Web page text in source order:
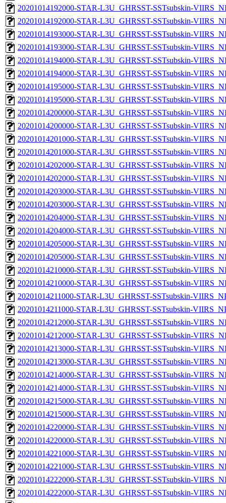
20201014192000-STAR-L3U_GHRSST-SSTsubskin-
20201014192000-STAR-L3U_GHRSST-SSTsubskin-
20201014193000-STAR-L3U_GHRSST-SSTsubskin-
20201014193000-STAR-L3U_GHRSST-SSTsubskin-
20201014194000-STAR-L3U_GHRSST-SSTsubskin-
20201014194000-STAR-L3U_GHRSST-SSTsubskin-
20201014195000-STAR-L3U_GHRSST-SSTsubskin-
20201014195000-STAR-L3U_GHRSST-SSTsubskin-
20201014200000-STAR-L3U_GHRSST-SSTsubskin-
20201014200000-STAR-L3U_GHRSST-SSTsubskin-
20201014201000-STAR-L3U_GHRSST-SSTsubskin-
20201014201000-STAR-L3U_GHRSST-SSTsubskin-
20201014202000-STAR-L3U_GHRSST-SSTsubskin-
20201014202000-STAR-L3U_GHRSST-SSTsubskin-
20201014203000-STAR-L3U_GHRSST-SSTsubskin-
20201014203000-STAR-L3U_GHRSST-SSTsubskin-
20201014204000-STAR-L3U_GHRSST-SSTsubskin-
20201014204000-STAR-L3U_GHRSST-SSTsubskin-
20201014205000-STAR-L3U_GHRSST-SSTsubskin-
20201014205000-STAR-L3U_GHRSST-SSTsubskin-
20201014210000-STAR-L3U_GHRSST-SSTsubskin-
20201014210000-STAR-L3U_GHRSST-SSTsubskin-
20201014211000-STAR-L3U_GHRSST-SSTsubskin-
20201014211000-STAR-L3U_GHRSST-SSTsubskin-
20201014212000-STAR-L3U_GHRSST-SSTsubskin-
20201014212000-STAR-L3U_GHRSST-SSTsubskin-
20201014213000-STAR-L3U_GHRSST-SSTsubskin-
20201014213000-STAR-L3U_GHRSST-SSTsubskin-
20201014214000-STAR-L3U_GHRSST-SSTsubskin-
20201014214000-STAR-L3U_GHRSST-SSTsubskin-
20201014215000-STAR-L3U_GHRSST-SSTsubskin-
20201014215000-STAR-L3U_GHRSST-SSTsubskin-
20201014220000-STAR-L3U_GHRSST-SSTsubskin-
20201014220000-STAR-L3U_GHRSST-SSTsubskin-
20201014221000-STAR-L3U_GHRSST-SSTsubskin-
20201014221000-STAR-L3U_GHRSST-SSTsubskin-
20201014222000-STAR-L3U_GHRSST-SSTsubskin-
20201014222000-STAR-L3U_GHRSST-SSTsubskin-